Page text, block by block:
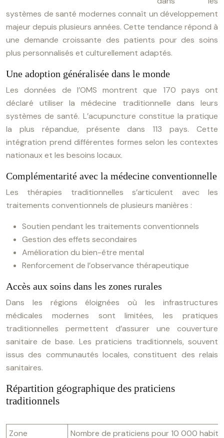
systèmes de santé modernes connaît un développement
majeur depuis plusieurs années. Cette tendance répond à
une demande croissante des patients pour des soins
plus personnalisés et culturellement adaptés.
Une adoption généralisée dans le monde
Les données de l’OMS montrent que 170 pays ont
déclaré utiliser la médecine traditionnelle dans leurs
systèmes de santé. L’acupuncture constitue la pratique
la plus répandue, présente dans 113 pays. Cette
intégration prend différentes formes selon les contextes
nationaux et les besoins locaux.
Complémentarité avec la médecine conventionnelle
Les thérapies traditionnelles s’articulent avec les
traitements conventionnels de plusieurs manières :
Soutien pendant les traitements conventionnels
Gestion des effets secondaires
Amélioration du bien-être mental
Renforcement de l’observance thérapeutique
Accès aux soins dans les zones rurales
Dans les régions éloignées où les infrastructures
médicales modernes sont limitées, les pratiques
traditionnelles permettent d’assurer une couverture
sanitaire de base. Les praticiens traditionnels, souvent
issus des communautés locales, constituent des relais
sanitaires.
Répartition géographique des praticiens
traditionnels
Zone
Nombre de praticiens pour 10 000